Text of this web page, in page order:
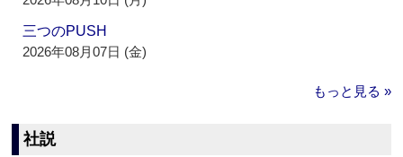
三つのPUSH
2026年08月07日 (金)
もっと見る »
社説